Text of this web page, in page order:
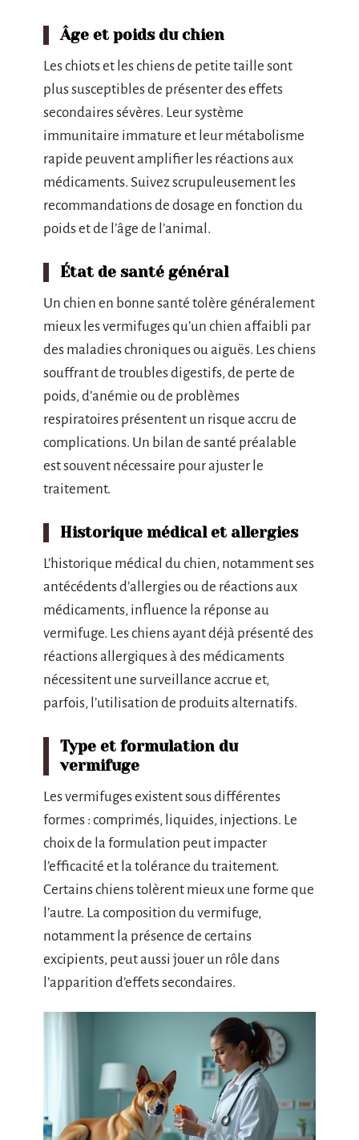
Âge et poids du chien
Les chiots et les chiens de petite taille sont
plus susceptibles de présenter des effets
secondaires sévères. Leur système
immunitaire immature et leur métabolisme
rapide peuvent amplifier les réactions aux
médicaments. Suivez scrupuleusement les
recommandations de dosage en fonction du
poids et de l’âge de l’animal.
État de santé général
Un chien en bonne santé tolère généralement
mieux les vermifuges qu’un chien affaibli par
des maladies chroniques ou aiguës. Les chiens
souffrant de troubles digestifs, de perte de
poids, d’anémie ou de problèmes
respiratoires présentent un risque accru de
complications. Un bilan de santé préalable
est souvent nécessaire pour ajuster le
traitement.
Historique médical et allergies
L’historique médical du chien, notamment ses
antécédents d’allergies ou de réactions aux
médicaments, influence la réponse au
vermifuge. Les chiens ayant déjà présenté des
réactions allergiques à des médicaments
nécessitent une surveillance accrue et,
parfois, l’utilisation de produits alternatifs.
Type et formulation du
vermifuge
Les vermifuges existent sous différentes
formes : comprimés, liquides, injections. Le
choix de la formulation peut impacter
l’efficacité et la tolérance du traitement.
Certains chiens tolèrent mieux une forme que
l’autre. La composition du vermifuge,
notamment la présence de certains
excipients, peut aussi jouer un rôle dans
l’apparition d’effets secondaires.